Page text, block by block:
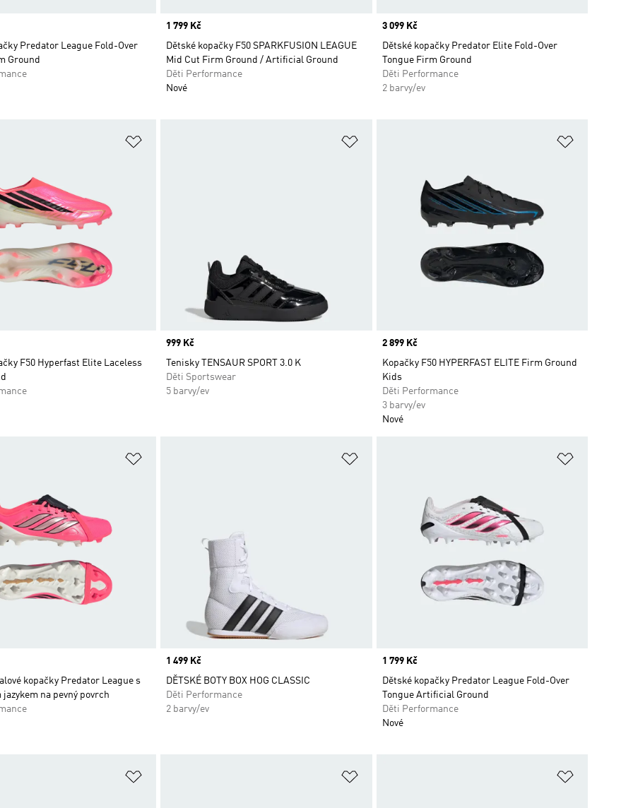
Predator League Fold-Over
Ground
Price
1 799 Kč
Dětské kopačky F50 SPARKFUSION LEAGUE
Mid Cut Firm Ground / Artificial Ground
Děti Performance
Nové
Price
3 099 Kč
Dětské kopačky Predator Elite Fold-Over
Tongue Firm Ground
Děti Performance
2 barvy/ev
F50 Hyperfast Elite Laceless
Price
999 Kč
Tenisky TENSAUR SPORT 3.0 K
Děti Sportswear
5 barvy/ev
Price
2 899 Kč
Kopačky F50 HYPERFAST ELITE Firm Ground
Kids
Děti Performance
3 barvy/ev
Nové
kopačky Predator League s
na pevný povrch
Price
1 499 Kč
DĚTSKÉ BOTY BOX HOG CLASSIC
Děti Performance
2 barvy/ev
Price
1 799 Kč
Dětské kopačky Predator League Fold-Over
Tongue Artificial Ground
Děti Performance
Nové